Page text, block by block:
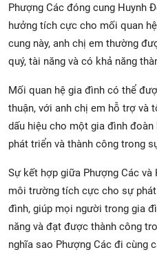
Phượng Các đóng cung Huynh
hưởng tích cực cho mối quan
cung này, anh chị em thường
quý, tài năng và có khả năng
Mối quan hệ gia đình có thể
thuận, với anh chị em hỗ trợ và
dấu hiệu cho một gia đình
phát triển và thành công trong
Sự kết hợp giữa Phượng Các
môi trường tích cực cho sự
đình, giúp mọi người trong gia
năng và đạt được thành công
nghĩa sao Phượng Các đi cùng